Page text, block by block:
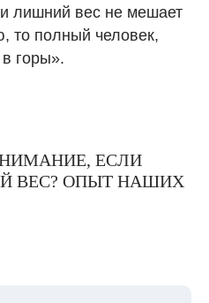
лишний вес не мешает
то полный человек,
горы».
ЕСЛИ
ВЕС? ОПЫТ НАШИХ